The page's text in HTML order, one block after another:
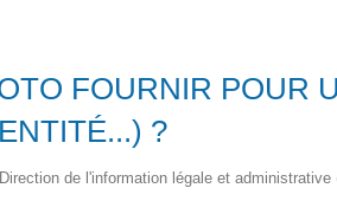
FOURNIR POUR
?
de l'information légale et